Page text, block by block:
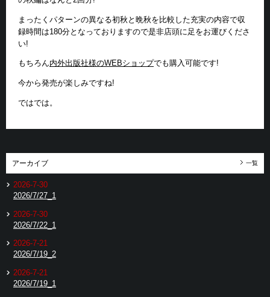
まったくパターンの異なる初秋と晩秋を比較した充実の内容で収
録時間は180分となっておりますので是非店頭に足をお運びくださ
い!
もちろん内外出版社様のWEBショップでも購入可能です!
今から発売が楽しみですね!
ではでは。
アーカイブ 一覧
2026-7-30
2026/7/27_1
2026-7-30
2026/7/22_1
2026-7-21
2026/7/19_2
2026-7-21
2026/7/19_1